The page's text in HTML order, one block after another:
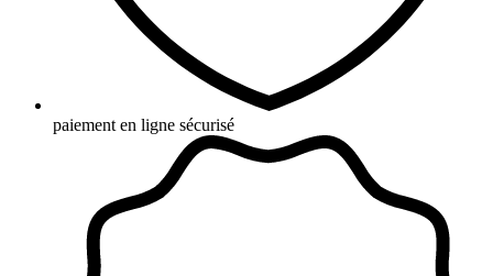
paiement en ligne sécurisé